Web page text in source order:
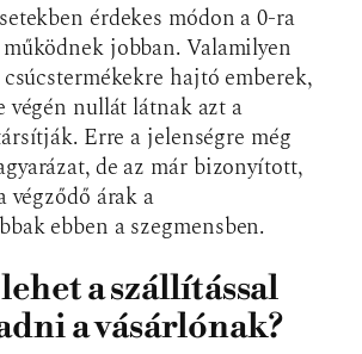
érdekes módon a 0-ra
jobban. Valamilyen
hajtó emberek,
végén nullát látnak azt a
Erre a jelenségre még
de az már bizonyított,
végződő árak a
ebben a szegmensben.
a szállítással
a vásárlónak?